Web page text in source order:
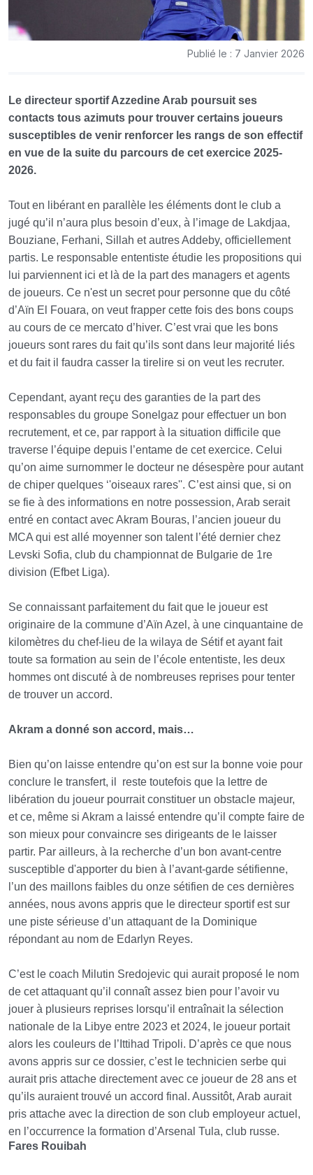
Publié le : 7 Janvier 2026
Le directeur sportif Azzedine Arab poursuit ses
contacts tous azimuts pour trouver certains joueurs
susceptibles de venir renforcer les rangs de son effectif
en vue de la suite du parcours de cet exercice 2025-
2026.
Tout en libérant en parallèle les éléments dont le club a
jugé qu’il n’aura plus besoin d’eux, à l’image de Lakdjaa,
Bouziane, Ferhani, Sillah et autres Addeby, officiellement
partis. Le responsable ententiste étudie les propositions qui
lui parviennent ici et là de la part des managers et agents
de joueurs. Ce n'est un secret pour personne que du côté
d’Aïn El Fouara, on veut frapper cette fois des bons coups
au cours de ce mercato d’hiver. C’est vrai que les bons
joueurs sont rares du fait qu’ils sont dans leur majorité liés
et du fait il faudra casser la tirelire si on veut les recruter.
Cependant, ayant reçu des garanties de la part des
responsables du groupe Sonelgaz pour effectuer un bon
recrutement, et ce, par rapport à la situation difficile que
traverse l’équipe depuis l’entame de cet exercice. Celui
qu’on aime surnommer le docteur ne désespère pour autant
de chiper quelques ‘'oiseaux rares''. C’est ainsi que, si on
se fie à des informations en notre possession, Arab serait
entré en contact avec Akram Bouras, l’ancien joueur du
MCA qui est allé moyenner son talent l’été dernier chez
Levski Sofia, club du championnat de Bulgarie de 1re
division (Efbet Liga).
Se connaissant parfaitement du fait que le joueur est
originaire de la commune d’Aïn Azel, à une cinquantaine de
kilomètres du chef-lieu de la wilaya de Sétif et ayant fait
toute sa formation au sein de l’école ententiste, les deux
hommes ont discuté à de nombreuses reprises pour tenter
de trouver un accord.
Akram a donné son accord, mais…
Bien qu’on laisse entendre qu’on est sur la bonne voie pour
conclure le transfert, il
reste toutefois que la lettre de
libération du joueur pourrait constituer un obstacle majeur,
et ce, même si Akram a laissé entendre qu’il compte faire de
son mieux pour convaincre ses dirigeants de le laisser
partir. Par ailleurs, à la recherche d’un bon avant-centre
susceptible d'apporter du bien à l’avant-garde sétifienne,
l’un des maillons faibles du onze sétifien de ces dernières
années, nous avons appris que le directeur sportif est sur
une piste sérieuse d’un attaquant de la Dominique
répondant au nom de Edarlyn Reyes.
C’est le coach Milutin Sredojevic qui aurait proposé le nom
de cet attaquant qu’il connaît assez bien pour l’avoir vu
jouer à plusieurs reprises lorsqu’il entraînait la sélection
nationale de la Libye entre 2023 et 2024, le joueur portait
alors les couleurs de l’Ittihad Tripoli. D’après ce que nous
avons appris sur ce dossier, c’est le technicien serbe qui
aurait pris attache directement avec ce joueur de 28 ans et
qu’ils auraient trouvé un accord final. Aussitôt, Arab aurait
pris attache avec la direction de son club employeur actuel,
en l’occurrence la formation d’Arsenal Tula, club russe.
Fares Rouibah